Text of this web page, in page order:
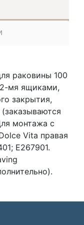
раковины 100
мя ящиками,
закрытия,
монтажа с
Vita правая
E267901.